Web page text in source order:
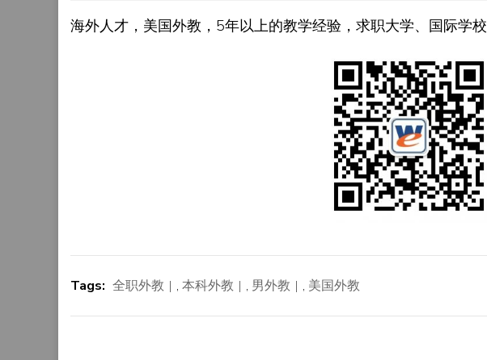
海外人才，美国外教，5年以上的教学经验，求职大学、国际学校
Tags: 全职外教 , 本科外教 , 男外教 , 美国外教